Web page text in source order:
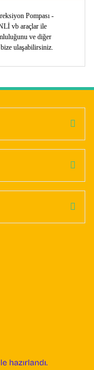
Pompası -
vb araçlar ile
ve diğer
ulaşabilirsiniz.